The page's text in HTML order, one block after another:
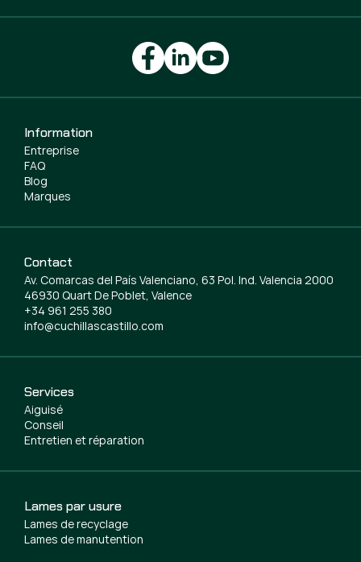
Services
Aiguisé
Conseil
Entretien et réparation
Lames par usure
Lames de recyclage
Lames de manutention
Information
Entreprise
FAQ
Blog
Marques
Contact
Av. Comarcas del País Valenciano, 63 Pol. Ind. Valencia 2000
46930 Quart De Poblet, Valence
+34 961 255 380
info@cuchillascastillo.com